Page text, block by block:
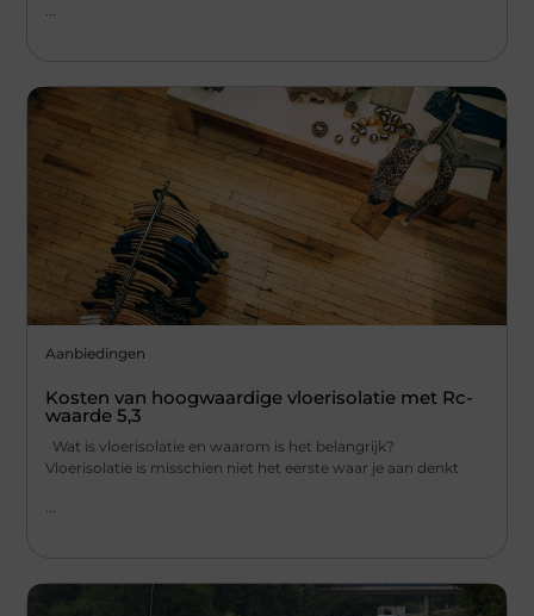
...
Aanbiedingen
Kosten van hoogwaardige vloerisolatie met Rc-
waarde 5,3
Wat is vloerisolatie en waarom is het belangrijk?
Vloerisolatie is misschien niet het eerste waar je aan denkt